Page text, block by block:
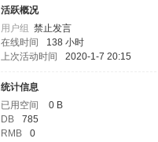
活跃概况
用户组 禁止发言
在线时间
138 小时
上次活动时间
2020-1-7 20:15
统计信息
已用空间
0 B
DB
785
RMB
0